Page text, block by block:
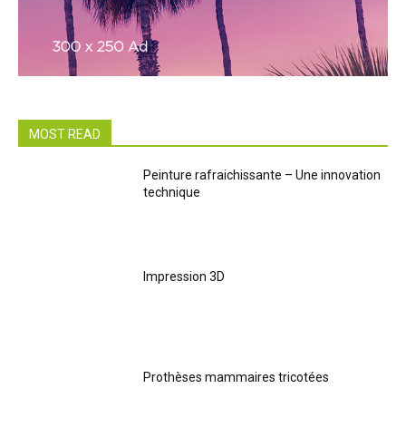
MOST READ
Peinture rafraichissante – Une innovation
technique
Impression 3D
Prothèses mammaires tricotées